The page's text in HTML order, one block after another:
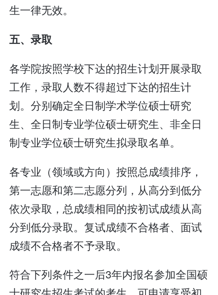
生一律无效。
五、录取
各学院按照学校下达的招生计划开展录取
工作，录取人数不得超过下达的招生计
划。分别确定全日制学术学位硕士研究
生、全日制专业学位硕士研究生、非全日
制专业学位硕士研究生拟录取名单。
各专业（领域或方向）按照总成绩排序，
第一志愿和第二志愿分列，从高分到低分
依次录取，总成绩相同的按初试成绩从高
分到低分录取。复试成绩不合格者、面试
成绩不合格者不予录取。
符合下列条件之一后3年内报名参加全国硕